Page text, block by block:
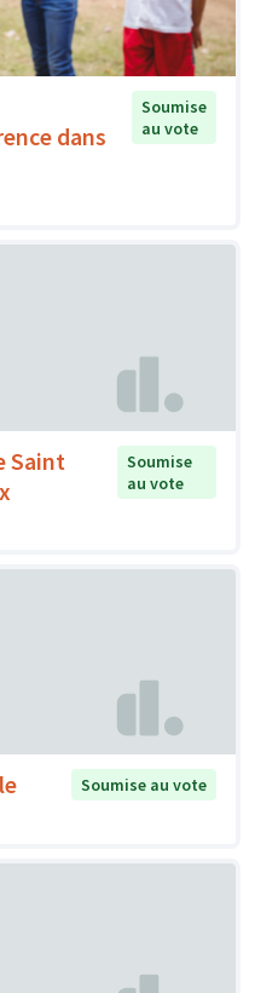
dans
Soumise
au vote
Saint
Soumise
au vote
Soumise au vote